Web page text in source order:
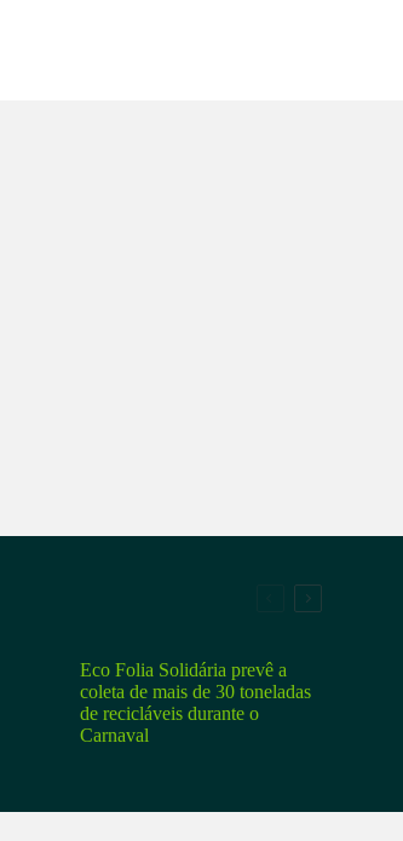
Eco Folia Solidária prevê a
coleta de mais de 30 toneladas
de recicláveis durante o
Carnaval